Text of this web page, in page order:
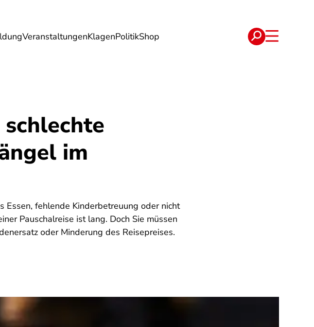
VeranstaltungenKlagenPolitikShop
Energie Reise Verträge
im
Essen, fehlende Kinderbetreuung oder nicht
Pauschalreise ist lang. Doch Sie müssen
oder Minderung des Reisepreises.